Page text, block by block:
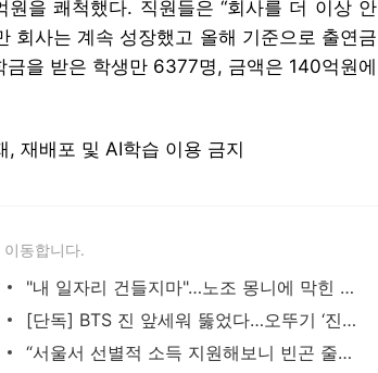
을 쾌척했다. 직원들은 “회사를 더 이상 안
회사는 계속 성장했고 올해 기준으로 출연금
을 받은 학생만 6377명, 금액은 140억원에
재배포 및 AI학습 이용 금지
동합니다.
"내 일자리 건들지마"…노조 몽니에 막힌 건설현장 레미콘 생산 - 매일경제
[단독] BTS 진 앞세워 뚫었다…오뚜기 ‘진라면’ 미국 코스트코 입점 확대 - 매일경제
“서울서 선별적 소득 지원해보니 빈곤 줄고 불평등 완화…기본소득은 시기상조” - 매일경제